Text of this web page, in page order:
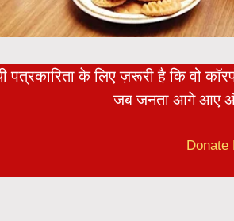
पत्रकारिता के लिए ज़रूरी है कि वो
जब जनता आगे आए
Donate